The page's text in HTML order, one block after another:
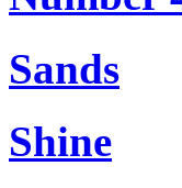
Sands
Shine